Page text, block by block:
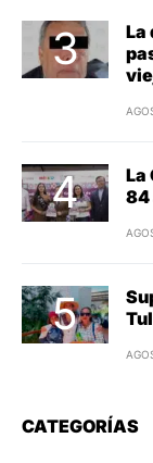
La
La
84
CATEGORÍAS